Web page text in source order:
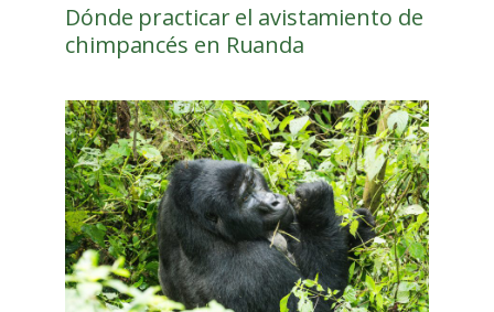
Dónde practicar el avistamiento de
chimpancés en Ruanda